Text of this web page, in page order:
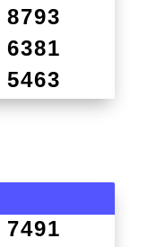
8793
6381
5463
7491